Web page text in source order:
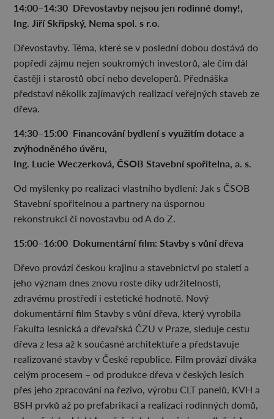
14:00–14:30 Dřevostavby nejsou jen rodinné domy!,
Ing. Jiří Skřipský, Nema spol. s r.o.
Dřevostavby. Téma, které se v poslední dobou dostává do
popředí zájmu nejen soukromých investorů, ale čím dál
častěji i starostů obcí nebo developerů. Přednáška
představí několik zajímavých realizací veřejných staveb ze
dřeva.
14:30–15:00 Financování bydlení s využitím dotace a
zvýhodněného úvěru,
Ing. Lucie Weczerková, ČSOB Stavební spořitelna, a. s.
Od myšlenky po realizaci vlastního bydlení: Jak s ČSOB
Stavební spořitelnou a partnery na úspornou
rekonstrukci či novostavbu od A do Z.
15:00–16:00 Dokumentární film: Stavby s vůní dřeva
Dřevo provází českou krajinu a stavebnictví po staletí a
jeho význam dnes znovu roste díky udržitelnosti,
zdravému prostředí i estetické hodnotě. Nový
dokumentární film Stavby s vůní dřeva, který vyrobila
Fakulta lesnická a dřevařská ČZU v Praze, sleduje cestu
dřeva z lesa až k současné architektuře a představuje
realizované stavby v České republice. Film provází diváka
celým procesem – od produkce dřeva v českých lesích
přes jeho zpracování na řezivo, výrobu CLT panelů, KVH a
BSH prvků až po prefabrikaci a realizaci rodinných domů,